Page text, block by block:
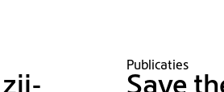
Publicaties